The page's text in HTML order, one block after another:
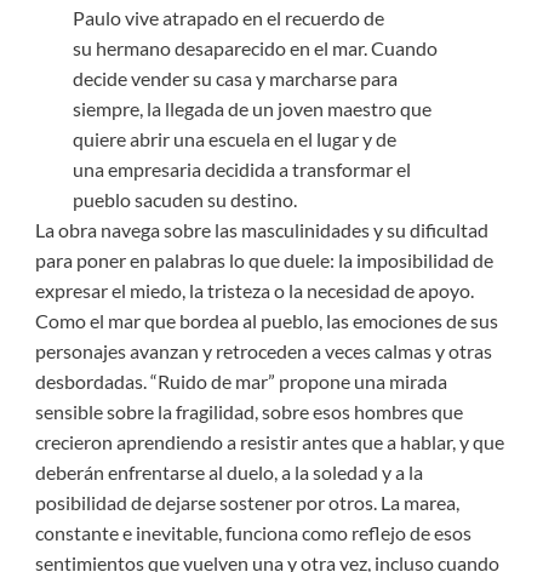
Paulo vive atrapado en el recuerdo de
su hermano desaparecido en el mar. Cuando
decide vender su casa y marcharse para
siempre, la llegada de un joven maestro que
quiere abrir una escuela en el lugar y de
una empresaria decidida a transformar el
pueblo sacuden su destino.
La obra navega sobre las masculinidades y su dificultad
para poner en palabras lo que duele: la imposibilidad de
expresar el miedo, la tristeza o la necesidad de apoyo.
Como el mar que bordea al pueblo, las emociones de sus
personajes avanzan y retroceden a veces calmas y otras
desbordadas. “Ruido de mar” propone una mirada
sensible sobre la fragilidad, sobre esos hombres que
crecieron aprendiendo a resistir antes que a hablar, y que
deberán enfrentarse al duelo, a la soledad y a la
posibilidad de dejarse sostener por otros. La marea,
constante e inevitable, funciona como reflejo de esos
sentimientos que vuelven una y otra vez, incluso cuando